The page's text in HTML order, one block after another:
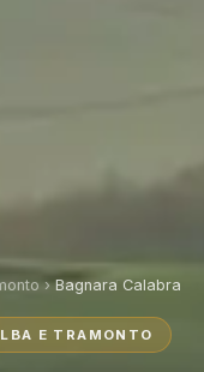
›Bagnara Calabra
E TRAMONTO